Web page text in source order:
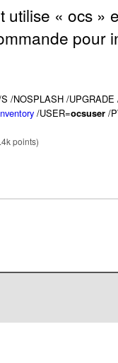
utilise « ocs
pour
/NOSPLASH /
/USER=ocsuser /
points)